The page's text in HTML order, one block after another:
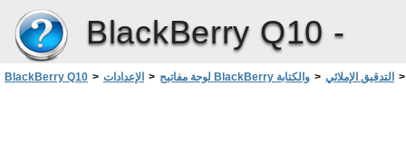
BlackBerry Q10 -
BlackBerry Q10 > الإعدادات > لوحة مفاتيح BlackBerry والكتابة > التدقيق الإملائي >